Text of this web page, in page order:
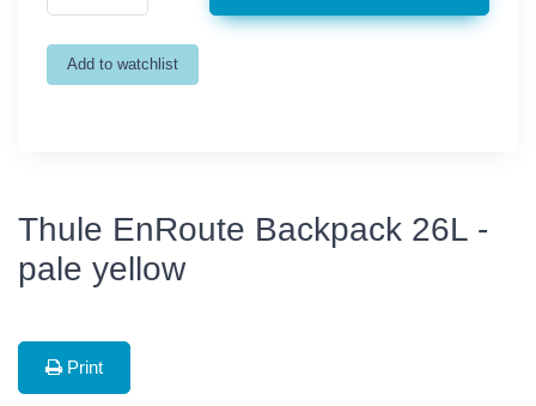
Thule EnRoute Backpack 26L -
pale yellow
Print